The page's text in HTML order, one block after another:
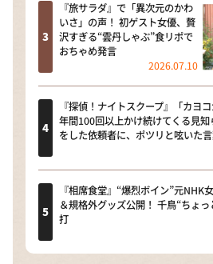
『旅サラダ』で「異次元のかわ
いさ」の声！ 初ゲスト女優、贅
沢すぎる“雲丹しゃぶ”食リポで
おちゃめ発言
2026.07.10
『探偵！ナイトスクープ』「カヨ
年間100回以上かけ続けてくる見
をした依頼者に、ポツリと呟いた
『相席食堂』“爆烈ボイン”元NHK
＆規格外グッズ公開！ 千鳥“ちょ
打